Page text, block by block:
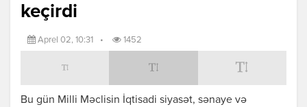
keçirdi
Aprel 02, 10:31 • 1452
Bu gün Milli Məclisin İqtisadi siyasət, sənaye və